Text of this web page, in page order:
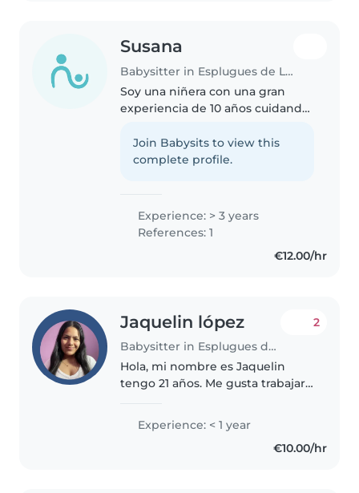
Susana
Babysitter in Esplugues de Llobregat
Soy una niñera con una gran
experiencia de 10 años cuidando
bebés hasta adolescentes. Soy
una persona responsable,
Join Babysits to view this
complete profile.
Experience: > 3 years
References: 1
€12.00/hr
Jaquelin lópez
Babysitter in Esplugues de Llobregat
2
Hola, mi nombre es Jaquelin
tengo 21 años. Me gusta trabajar
ciclo superior de educación
infantil y actualmente estoy
empezando la universidad de..
Experience: < 1 year
€10.00/hr